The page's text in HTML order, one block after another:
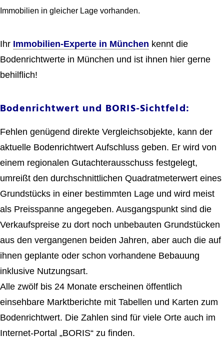
Immobilien in gleicher Lage vorhanden.
Ihr Immobilien-Experte in München kennt die
Bodenrichtwerte in München und ist ihnen hier gerne
behilflich!
Bodenrichtwert und BORIS-Sichtfeld:
Fehlen genügend direkte Vergleichsobjekte, kann der
aktuelle Bodenrichtwert Aufschluss geben. Er wird von
einem regionalen Gutachterausschuss festgelegt,
umreißt den durchschnittlichen Quadratmeterwert eines
Grundstücks in einer bestimmten Lage und wird meist
als Preisspanne angegeben. Ausgangspunkt sind die
Verkaufspreise zu dort noch unbebauten Grundstücken
aus den vergangenen beiden Jahren, aber auch die auf
ihnen geplante oder schon vorhandene Bebauung
inklusive Nutzungsart.
Alle zwölf bis 24 Monate erscheinen öffentlich
einsehbare Marktberichte mit Tabellen und Karten zum
Bodenrichtwert. Die Zahlen sind für viele Orte auch im
Internet-Portal „BORIS“ zu finden.